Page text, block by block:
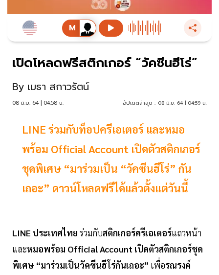
เปิดโหลดฟรีสติกเกอร์ “วัคซีนฮีโร่”
By เมธา สกาวรัตน์
08 มิ.ย. 64 | 04:58 น. อัปเดตล่าสุด : 08 มิ.ย. 64 | 04:59 น.
LINE ร่วมกับท็อปครีเอเตอร์ และหมอ
พร้อม Official Account เปิดตัวสติกเกอร์
ชุดพิเศษ “มาร่วมเป็น “วัคซีนฮีโร่” กัน
เถอะ” ดาวน์โหลดฟรีได้แล้วตั้งแต่วันนี้
LINE ประเทศไทย ร่วมกับสติกเกอร์ครีเอเตอร์แถวหน้า
และหมอพร้อม Official Account เปิดตัวสติกเกอร์ชุด
พิเศษ “มาร่วมเป็นวัคซีนฮีโร่กันเถอะ” เพื่อรณรงค์